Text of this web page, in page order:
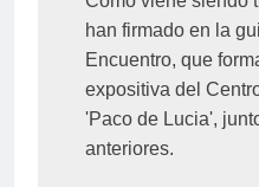
han firmado en la
Encuentro, que
expositiva del
'Paco de Lucia',
anteriores.